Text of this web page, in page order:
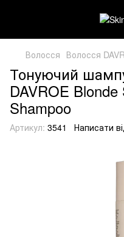
Волосся Волосся
Тонуючий
DAVROE
Shampoo
Артикул: 3541 Написати